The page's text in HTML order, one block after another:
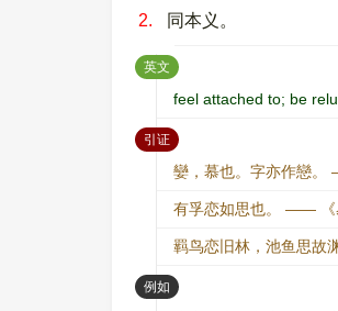
2. 同本义。
英文 ：
feel attached to; be
引证：
孌，慕也。字亦作戀。
有孚恋如思也。 —— 《
羁鸟恋旧林，池鱼思故
例如 ：